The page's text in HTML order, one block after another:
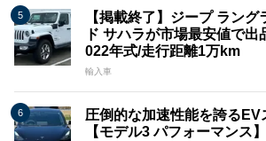
【掲載終了】ジープ ラング
ド サハラが市場最安値で
022年式/走行距離1万km
輸入車
圧倒的な加速性能を誇るEV
【モデル3 パフォーマンス】